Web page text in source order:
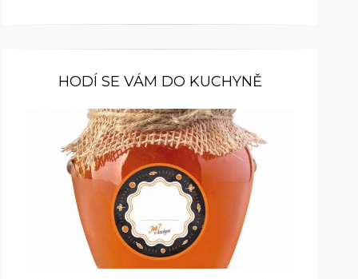
HODÍ SE VÁM DO KUCHYNĚ